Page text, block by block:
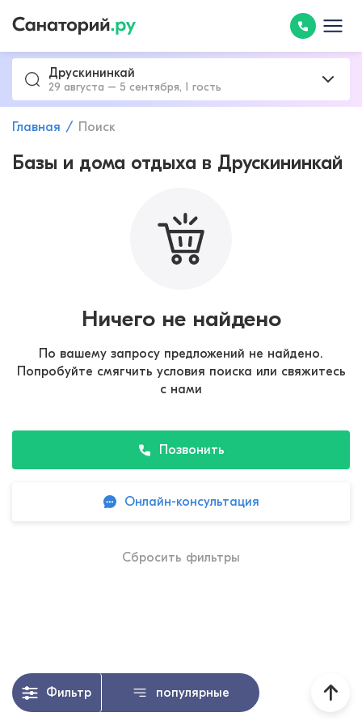
Друскининкай
29 августа – 5 сентября, 1 гость
Главная Поиск
Базы и дома отдыха в Друскининкай
Ничего не найдено
По вашему запросу предложений не найдено.
Попробуйте смягчить условия поиска или свяжитесь
с нами
Позвонить
Онлайн-консультация
Сбросить фильтры
Фильтр популярные